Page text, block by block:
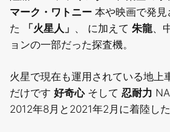
マーク・ワトニー 本や映画で発
た
「火星人」 、 に加えて 朱龍、
ョンの一部だった探査機。
火星で現在も運用されている地上
だけです 好奇心そして 忍耐力
2012年8月と2021年2月に着陸した